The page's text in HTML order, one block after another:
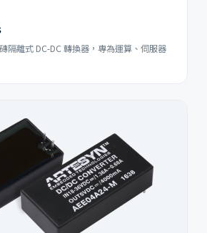
隔離式 DC-DC 轉換器，專為運算、伺服器